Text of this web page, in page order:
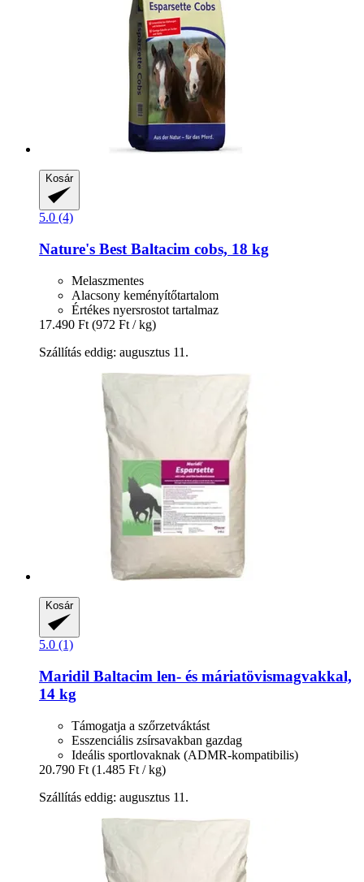
Kosár
5.0 (4)
Nature's Best Baltacim cobs, 18 kg
Melaszmentes
Alacsony keményítőtartalom
Értékes nyersrostot tartalmaz
17.490 Ft (972 Ft / kg)
Szállítás eddig: augusztus 11.
Kosár
5.0 (1)
Maridil Baltacim len-​ és máriatövismagvakkal,
14 kg
Támogatja a szőrzetváktást
Esszenciális zsírsavakban gazdag
Ideális sportlovaknak (ADMR-kompatibilis)
20.790 Ft (1.485 Ft / kg)
Szállítás eddig: augusztus 11.